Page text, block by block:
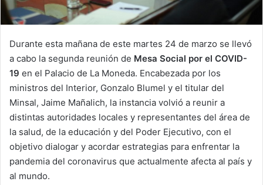
Durante esta mañana de este martes 24 de marzo se llevó
a cabo la segunda reunión de Mesa Social por el COVID-
19 en el Palacio de La Moneda. Encabezada por los
ministros del Interior, Gonzalo Blumel y el titular del
Minsal, Jaime Mañalich, la instancia volvió a reunir a
distintas autoridades locales y representantes del área de
la salud, de la educación y del Poder Ejecutivo, con el
objetivo dialogar y acordar estrategias para enfrentar la
pandemia del coronavirus que actualmente afecta al país y
al mundo.